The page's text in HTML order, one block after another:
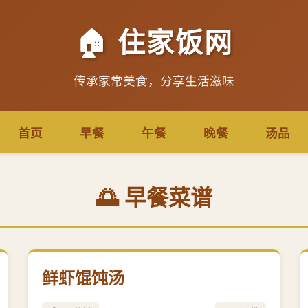
🏠 住家饭网
传承家常美食，分享生活滋味
首页 早餐 午餐 晚餐 汤品
🌅 早餐菜谱
鲜虾馄饨汤